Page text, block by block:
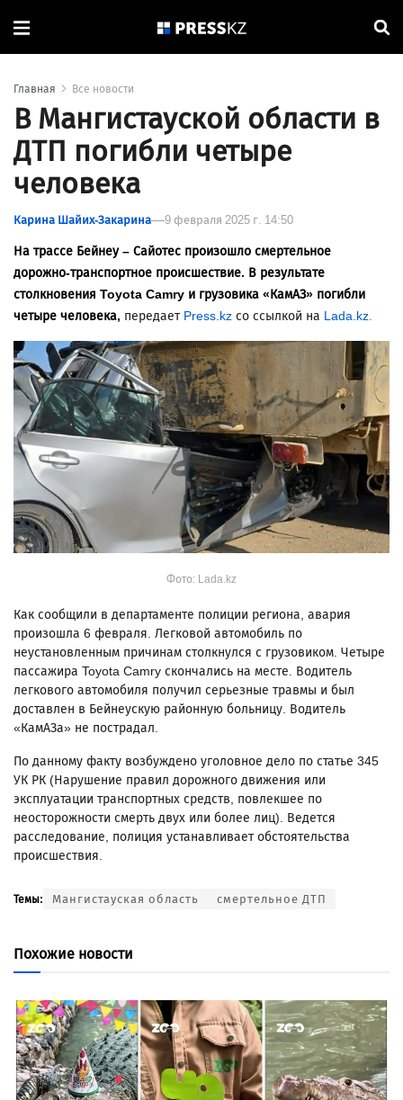
Главная Все новости
В Мангистауской области в
ДТП погибли четыре
человека
Карина Шайих-Закарина 9 февраля 2025 г. 14:50
На трассе Бейнеу – Сайотес произошло смертельное
дорожно-транспортное происшествие. В результате
столкновения Toyota Camry и грузовика «КамАЗ» погибли
четыре человека, передает Press.kz со ссылкой на Lada.kz.
Фото: Lada.kz
Как сообщили в департаменте полиции региона, авария
произошла 6 февраля. Легковой автомобиль по
неустановленным причинам столкнулся с грузовиком. Четыре
пассажира Toyota Camry скончались на месте. Водитель
легкового автомобиля получил серьезные травмы и был
доставлен в Бейнеускую районную больницу. Водитель
«КамАЗа» не пострадал.
По данному факту возбуждено уголовное дело по статье 345
УК РК (Нарушение правил дорожного движения или
эксплуатации транспортных средств, повлекшее по
неосторожности смерть двух или более лиц). Ведется
расследование, полиция устанавливает обстоятельства
происшествия.
Темы: Мангистауская область смертельное ДТП
Похожие новости